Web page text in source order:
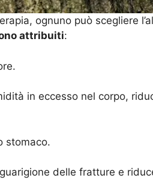
ognuno può scegliere
attribuiti:
in eccesso nel corpo,
stomaco.
delle fratture e